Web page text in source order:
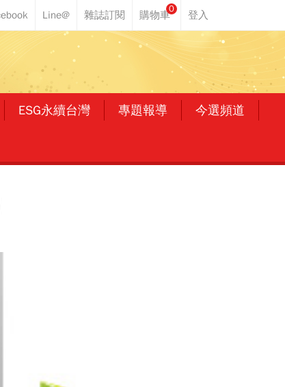
0
ESG永續台灣 專題報導 今選頻道